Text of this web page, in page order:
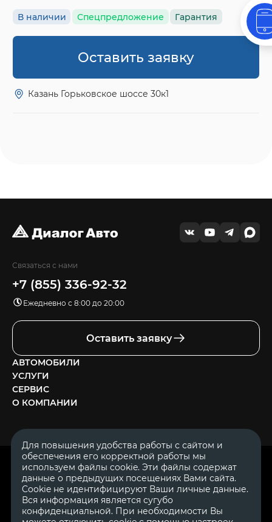
В наличии Спецпредложение Гарантия
Оставить заявку
Казань Горьковское шоссе 30к1
Связаться с нами
+7 (855) 336-92-32
Ежедневно с 8:00 до 20:00
Оставить заявку
АВТОМОБИЛИ
УСЛУГИ
СЕРВИС
О КОМПАНИИ
© 2007—2026 «Диалог Авто» — автосалон. Все права защищены.
Обращаем Ваше внимание на то, что данный Интернет-сайт
носит исключительно информационный характер и ни при
каких условиях не является публичной офертой, определяемой
ОГРН 1111644005153
ИНН 1644062657
Для повышения удобства работы с сайтом и
обеспечения его корректной работы мы
используем файлы cookie. Эти файлы содержат
данные о предыдущих посещениях Вами сайта.
Cookie не идентифицируют Ваши личные данные.
Вся информация является сугубо
конфиденциальной. При необходимости Вы